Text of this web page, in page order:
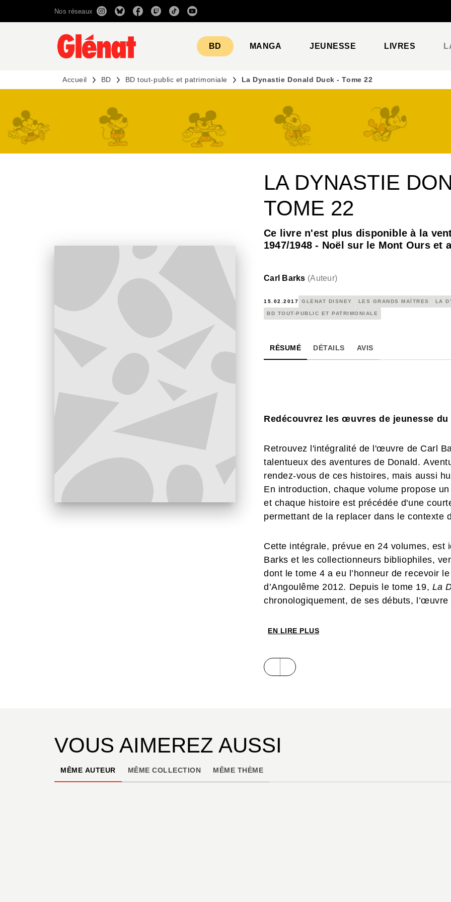
RECHERCHE CONTENU
Nos réseaux
BD MANGA JEUNESSE LIVRES
Accueil BD BD tout-public et patrimoniale La Dynastie Donald Duck - Tome 22
LA DYNASTIE
TOME 22
Ce livre n'est plus disponible à la
1947/1948 - Noël sur le Mont Ours et
Carl Barks (Auteur)
15.02.2017 GLÉNAT DISNEY LES GRANDS MAÎTRES LA
BD TOUT-PUBLIC ET PATRIMONIALE
RÉSUMÉ DÉTAILS AVIS
Redécouvrez les œuvres de jeunesse du
Retrouvez l'intégralité de l'œuvre de Carl
talentueux des aventures de Donald.
rendez-vous de ces histoires, mais aussi
En introduction, chaque volume propose
et chaque histoire est précédée d'une
permettant de la replacer dans le contexte
Cette intégrale, prévue en 24 volumes, est
Barks et les collectionneurs bibliophiles,
dont le tome 4 a eu l’honneur de recevoir
d’Angoulême 2012. Depuis le tome 19, La
chronologiquement, de ses débuts,
EN LIRE PLUS
VOUS AIMEREZ AUSSI
MÊME AUTEUR MÊME COLLECTION MÊME THÈME